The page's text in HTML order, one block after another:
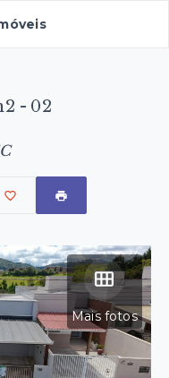
- 02
Mais fotos